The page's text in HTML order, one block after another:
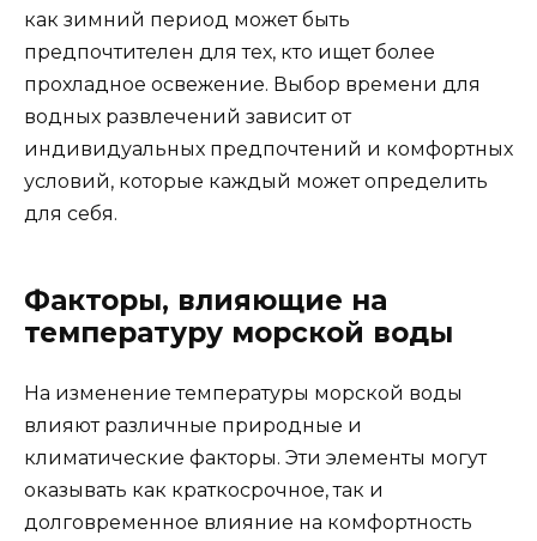
как зимний период может быть
предпочтителен для тех, кто ищет более
прохладное освежение. Выбор времени для
водных развлечений зависит от
индивидуальных предпочтений и комфортных
условий, которые каждый может определить
для себя.
Факторы, влияющие на
температуру морской воды
На изменение температуры морской воды
влияют различные природные и
климатические факторы. Эти элементы могут
оказывать как краткосрочное, так и
долговременное влияние на комфортность